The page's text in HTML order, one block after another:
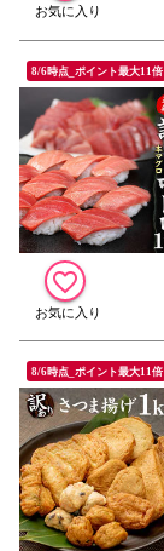
8/6時点_ポイント最大11倍
8/6時点_ポイント最大11倍